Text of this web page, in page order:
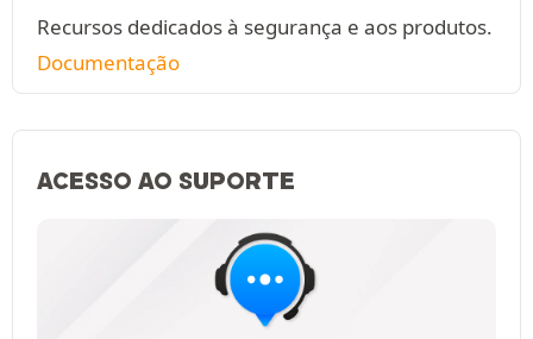
Recursos dedicados à segurança e aos produtos.
Documentação
ACESSO AO SUPORTE